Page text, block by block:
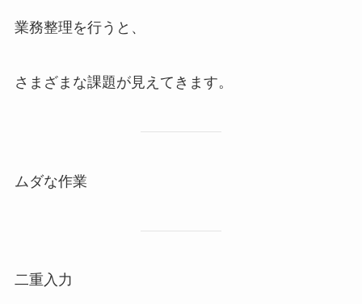
業務整理を行うと、
さまざまな課題が見えてきます。
ムダな作業
二重入力